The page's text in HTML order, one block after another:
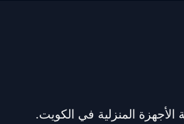
الأجهزة المنزلية في الكويت.